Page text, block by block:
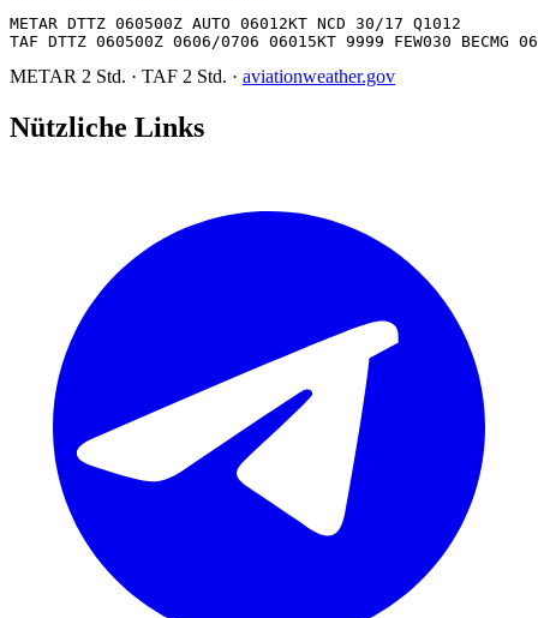
METAR DTTZ 060500Z AUTO 06012KT NCD 30/17 Q1012
TAF DTTZ 060500Z 0606/0706 06015KT 9999 FEW030 BECMG
METAR 2 Std. · TAF 2 Std. · aviationweather.gov
Nützliche Links